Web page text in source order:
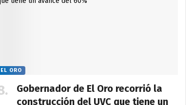
EL ORO
Gobernador de El Oro recorrió la
construcción del UVC que tiene un